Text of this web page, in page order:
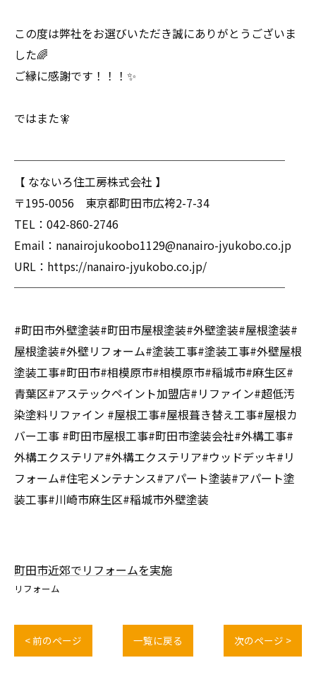
この度は弊社をお選びいただき誠にありがとうございま
した🌈
ご縁に感謝です！！！✨
ではまた🧚
────────────────────────
【 なないろ住工房株式会社 】
〒195-0056 東京都町田市広袴2-7-34
TEL：042-860-2746
Email：nanairojukoobo1129@nanairo-jyukobo.co.jp
URL：https://nanairo-jyukobo.co.jp/
────────────────────────
#町田市外壁塗装#町田市屋根塗装#外壁塗装#屋根塗装#
屋根塗装#外壁リフォーム#塗装工事#塗装工事#外壁屋根
塗装工事#町田市#相模原市#相模原市#稲城市#麻生区#
青葉区#アステックペイント加盟店#リファイン#超低汚
染塗料リファイン #屋根工事#屋根葺き替え工事#屋根カ
バー工事 #町田市屋根工事#町田市塗装会社#外構工事#
外構エクステリア#外構エクステリア#ウッドデッキ#リ
フォーム#住宅メンテナンス#アパート塗装#アパート塗
装工事#川崎市麻生区#稲城市外壁塗装
町田市近郊でリフォームを実施
リフォーム
< 前のページ 一覧に戻る 次のページ >